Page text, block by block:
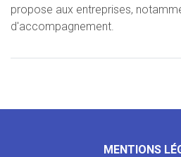
propose aux entreprises,
d'accompagnement.
MENTIONS